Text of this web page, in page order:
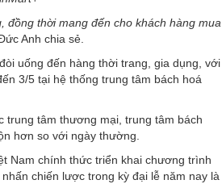
đồng thời mang đến cho khách hàng mua
Anh chia sẻ.
uống đến hàng thời trang, gia dụng, với
3/5 tại hệ thống trung tâm bách hoá
trung tâm thương mại, trung tâm bách
hơn so với ngày thường.
Nam chính thức triển khai chương trình
chiến lược trong kỳ đại lễ năm nay là